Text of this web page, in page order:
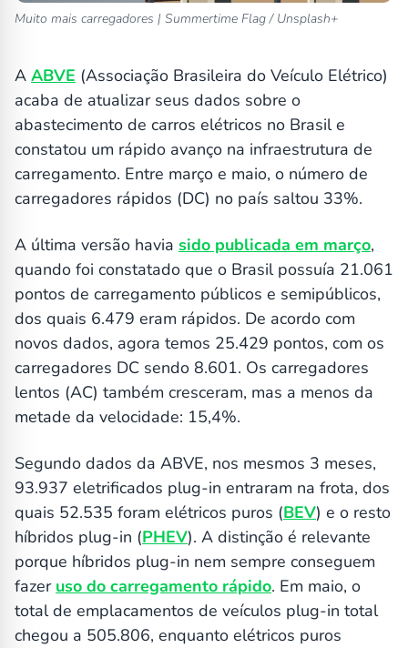
Muito mais carregadores | Summertime Flag / Unsplash+
A ABVE (Associação Brasileira do Veículo Elétrico)
acaba de atualizar seus dados sobre o
abastecimento de carros elétricos no Brasil e
constatou um rápido avanço na infraestrutura de
carregamento. Entre março e maio, o número de
carregadores rápidos (DC) no país saltou 33%.
A última versão havia sido publicada em março,
quando foi constatado que o Brasil possuía 21.061
pontos de carregamento públicos e semipúblicos,
dos quais 6.479 eram rápidos. De acordo com
novos dados, agora temos 25.429 pontos, com os
carregadores DC sendo 8.601. Os carregadores
lentos (AC) também cresceram, mas a menos da
metade da velocidade: 15,4%.
Segundo dados da ABVE, nos mesmos 3 meses,
93.937 eletrificados plug-in entraram na frota, dos
quais 52.535 foram elétricos puros (BEV) e o resto
híbridos plug-in (PHEV). A distinção é relevante
porque híbridos plug-in nem sempre conseguem
fazer uso do carregamento rápido. Em maio, o
total de emplacamentos de veículos plug-in total
chegou a 505.806, enquanto elétricos puros